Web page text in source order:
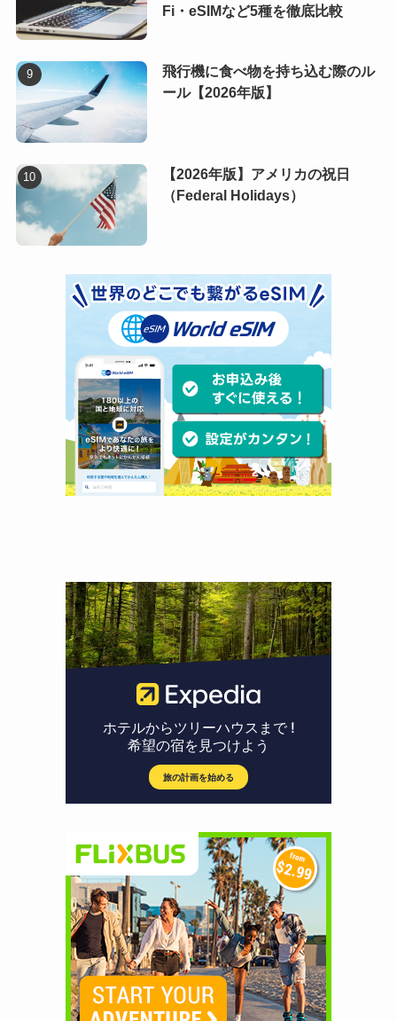
Fi・eSIMなど5種を徹底比較
飛行機に食べ物を持ち込む際のル
ール【2026年版】
【2026年版】アメリカの祝日
（Federal Holidays）